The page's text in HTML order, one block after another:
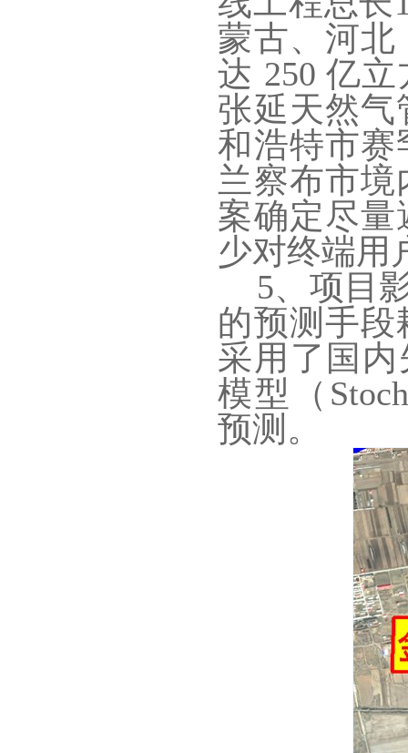
蒙古、河北
达 250 亿
张延天然气
和浩特市赛
兰察布市
案确定尽量
少对终端用
5、项目
的预测手
采用了国内
模型（
预测。